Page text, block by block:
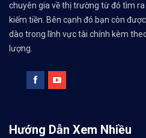
chuyên gia về thị trường từ đó tìm ra
kiếm tiền. Bên cạnh đó bạn còn
dào trong lĩnh vực tài chính kèm
lượng.
Hướng Dẫn Xem Nhiều